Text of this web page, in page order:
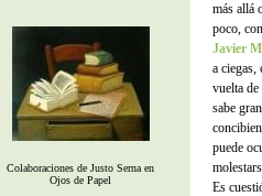
Colaboraciones de Justo Serna en
Ojos de Papel
más allá
poco,
Javier
a ciegas,
vuelta
sabe
puede
Es